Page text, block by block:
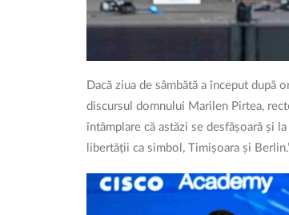
Dacă ziua de sâmbătă a început după
discursul domnului Marilen Pirtea,
întâmplare că astăzi se desfășoară și
libertății ca simbol, Timișoara și